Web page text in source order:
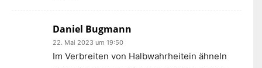
Daniel Bugmann
22. Mai 2023 um 19:50
Im Verbreiten von Halbwahrheitein ähneln